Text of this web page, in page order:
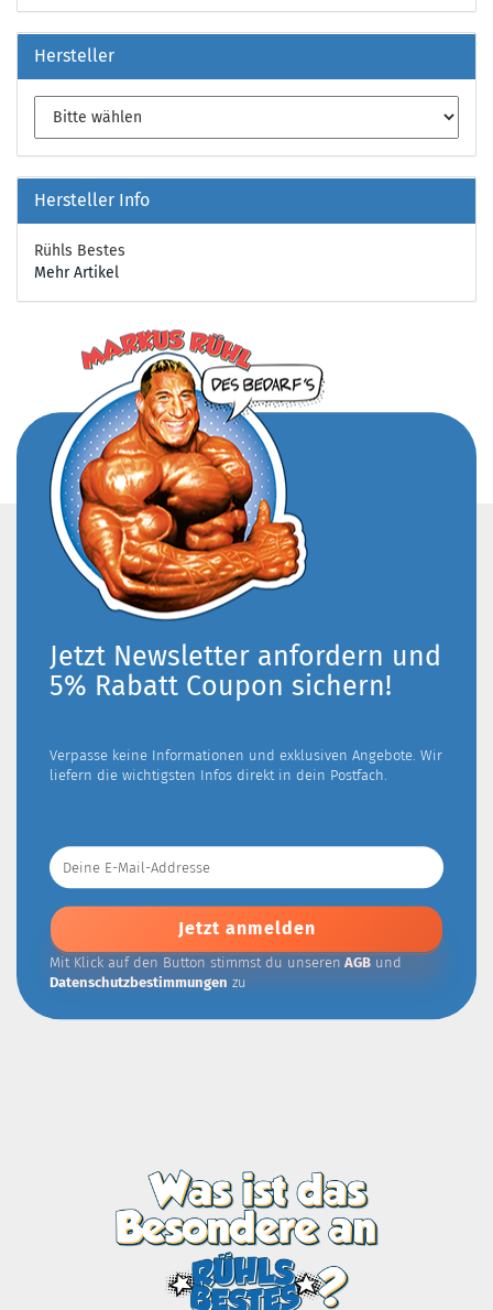
Hersteller
Hersteller Info
Rühls Bestes
Mehr Artikel
Jetzt Newsletter anfordern und
5% Rabatt Coupon sichern!
Verpasse keine Informationen und exklusiven Angebote. Wir
liefern die wichtigsten Infos direkt in dein Postfach.
Deine
E-
Mail-
Addresse
Mit Klick auf den Button stimmst du unseren AGB und
Datenschutzbestimmungen zu